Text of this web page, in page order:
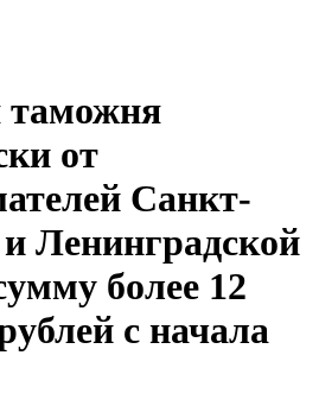
таможня
от
Санкт-
Ленинградской
более 12
с начала